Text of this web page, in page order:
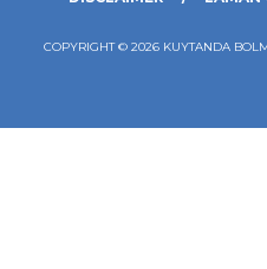
COPYRIGHT © 2026 KUYTANDA